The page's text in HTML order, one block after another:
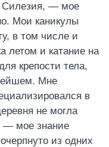
Силезия, — мое
Мои каникулы
в том числе и
летом и катание на
крепости тела,
Мне
в
не могла
— мое знание
из одних